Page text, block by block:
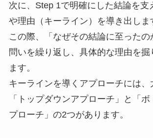
次に、Step 1で明確にした結論を支
や理由（キーライン）を導き出しま
この際、「なぜその結論に至ったの
問いを繰り返し、具体的な理由を掘
ます。
キーラインを導くアプローチには、
「トップダウンアプローチ」と「
プローチ」の2つがあります。